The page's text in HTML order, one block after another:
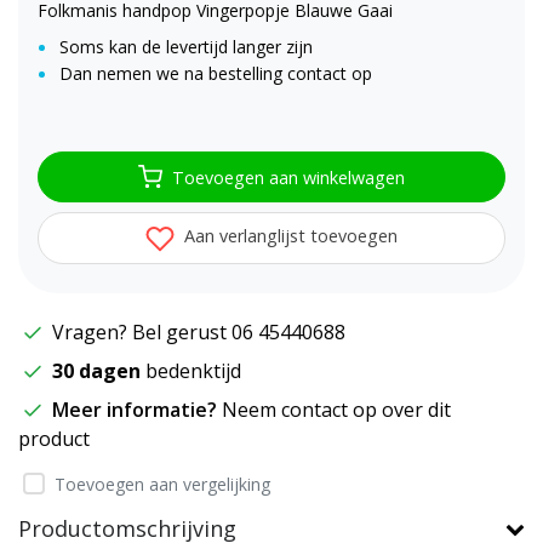
Folkmanis handpop Vingerpopje Blauwe Gaai
Soms kan de levertijd langer zijn
Dan nemen we na bestelling contact op
Toevoegen aan winkelwagen
Aan verlanglijst toevoegen
Vragen? Bel gerust 06 45440688
30 dagen bedenktijd
Meer informatie? Neem contact op over dit
product
Toevoegen aan vergelijking
Productomschrijving